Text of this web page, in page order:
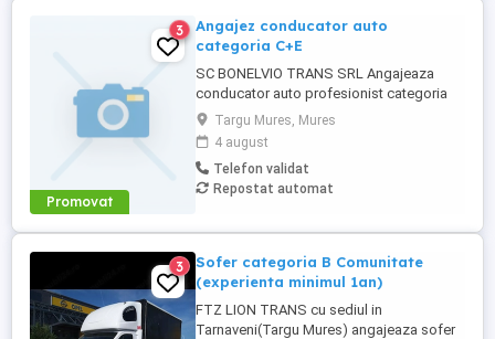
Promovat
3
Angajez conducator auto
categoria C+E
SC BONELVIO TRANS SRL Angajeaza
conducator auto profesionist categoria
C+E pentru efectuarea de curse interne.
Cerinte -permis de conducere categoria
C+E -atestat profesional si card tahograf
valbile -aviz medical si psihologic valabil -
seriozitate,responsabilitate si
Targu Mures, Mures
4 august
Telefon validat
Repostat automat
3
Sofer categoria B Comunitate
(experienta minimul 1an)
FTZ LION TRANS cu sediul in
Tarnaveni(Targu Mures) angajeaza sofer